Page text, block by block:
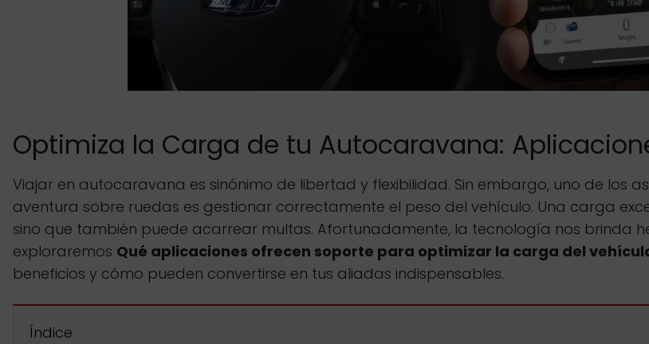
Optimiza la Carga de tu Autocaravana:
Viajar en autocaravana es sinónimo de libertad y flexibilidad. Sin embargo, uno de los
aventura sobre ruedas es gestionar correctamente el peso del vehículo. Una carga
sino que también puede acarrear multas. Afortunadamente, la tecnología nos brinda
exploraremos Qué aplicaciones ofrecen soporte para optimizar la carga del
beneficios y cómo pueden convertirse en tus aliadas indispensables.
Índice